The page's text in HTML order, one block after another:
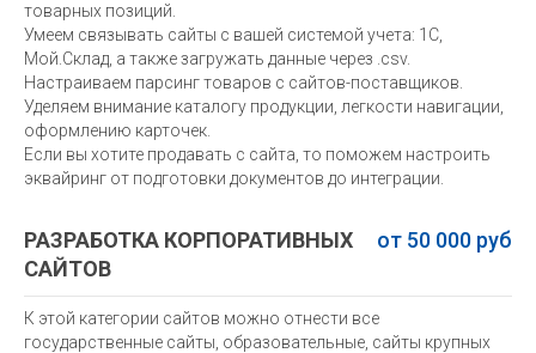
товарных позиций.
Умеем связывать сайты с вашей системой учета: 1С,
Мой.Склад, а также загружать данные через .csv.
Настраиваем парсинг товаров с сайтов-поставщиков.
Уделяем внимание каталогу продукции, легкости навигации,
оформлению карточек.
Если вы хотите продавать с сайта, то поможем настроить
эквайринг от подготовки документов до интеграции.
РАЗРАБОТКА КОРПОРАТИВНЫХ
САЙТОВ
от 50 000 руб
К этой категории сайтов можно отнести все
государственные сайты, образовательные, сайты крупных